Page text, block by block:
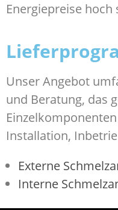
Energiepreise hoch
Unser Angebot
und Beratung, das
Installation,
Externe
Interne